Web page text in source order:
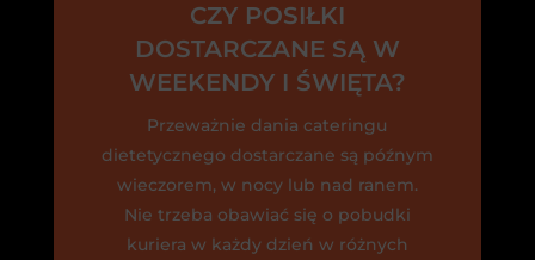
CZY POSIŁKI
DOSTARCZANE SĄ W
WEEKENDY I ŚWIĘTA?
Przeważnie dania cateringu
dietetycznego dostarczane są późnym
wieczorem, w nocy lub nad ranem.
Nie trzeba obawiać się o pobudki
kuriera w każdy dzień w różnych